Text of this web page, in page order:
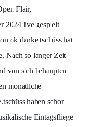
Flair,
2024 live gespielt
ok.danke.tschüss hat
Nach so langer Zeit
von sich behaupten
monatliche
haben schon
Eintagsfliege